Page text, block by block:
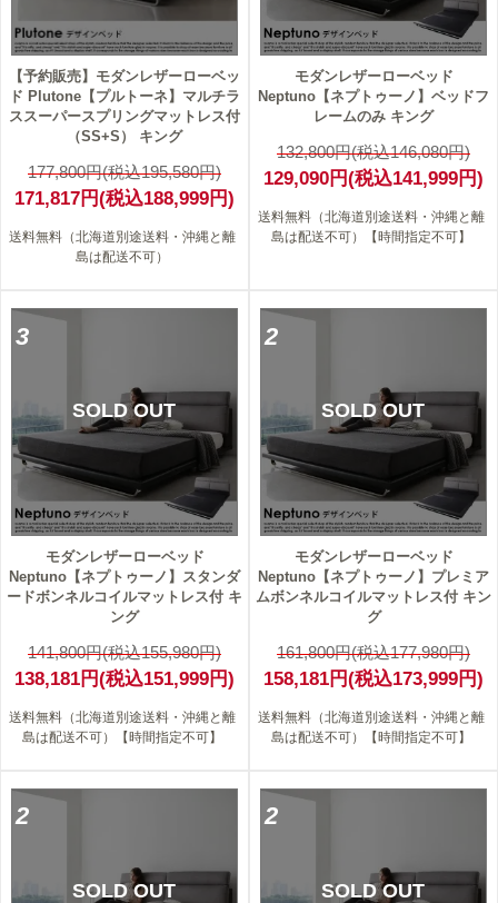
【予約販売】モダンレザーローベッ
ド Plutone【プルトーネ】マルチラ
ススーパースプリングマットレス付
（SS+S） キング
177,800円(税込195,580円)
171,817円(税込188,999円)
送料無料（北海道別途送料・沖縄と離
島は配送不可）
モダンレザーローベッド
Neptuno【ネプトゥーノ】ベッドフ
レームのみ キング
132,800円(税込146,080円)
129,090円(税込141,999円)
送料無料（北海道別途送料・沖縄と離
島は配送不可）【時間指定不可】
3
SOLD OUT
モダンレザーローベッド
Neptuno【ネプトゥーノ】スタンダ
ードボンネルコイルマットレス付 キ
ング
141,800円(税込155,980円)
138,181円(税込151,999円)
送料無料（北海道別途送料・沖縄と離
島は配送不可）【時間指定不可】
2
SOLD OUT
モダンレザーローベッド
Neptuno【ネプトゥーノ】プレミア
ムボンネルコイルマットレス付 キン
グ
161,800円(税込177,980円)
158,181円(税込173,999円)
送料無料（北海道別途送料・沖縄と離
島は配送不可）【時間指定不可】
2
SOLD OUT
2
SOLD OUT